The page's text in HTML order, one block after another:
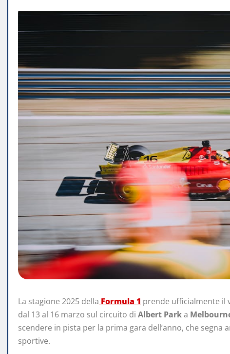
La stagione 2025 della Formula 1 prende ufficialmente il
dal 13 al 16 marzo sul circuito di Albert Parka
scendere in pista per la prima gara dell’anno, che
sportive.